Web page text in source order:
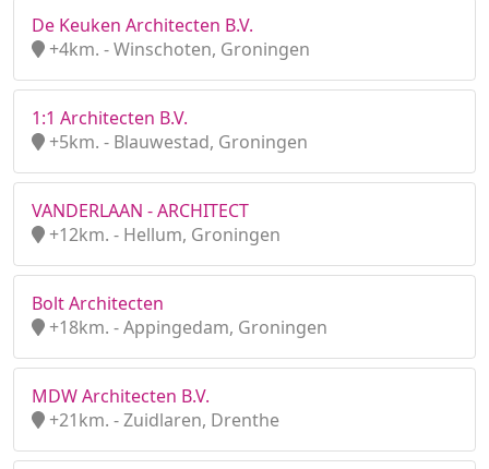
De Keuken Architecten B.V.
+4km. - Winschoten, Groningen
1:1 Architecten B.V.
+5km. - Blauwestad, Groningen
VANDERLAAN - ARCHITECT
+12km. - Hellum, Groningen
Bolt Architecten
+18km. - Appingedam, Groningen
MDW Architecten B.V.
+21km. - Zuidlaren, Drenthe